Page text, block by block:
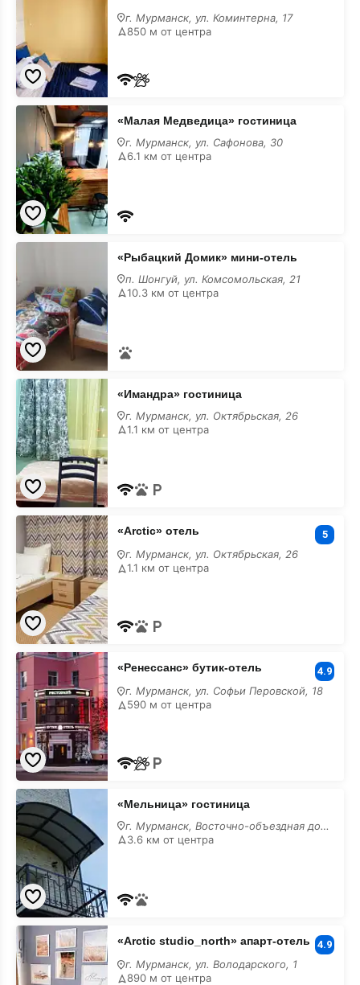
г. Мурманск, ул. Коминтерна, 17
850 м от центра
«Малая
Медведица»
гостиница
«Малая Медведица» гостиница
г. Мурманск, ул. Сафонова, 30
6.1 км от центра
«Рыбацкий
отель
«Рыбацкий Домик» мини-отель
п. Шонгуй, ул. Комсомольская, 21
10.3 км от центра
«Имандра»
гостиница
«Имандра» гостиница
г. Мурманск, ул. Октябрьская, 26
1.1 км от центра
«Arctic»
отель
«Arctic» отель 5
г. Мурманск, ул. Октябрьская, 26
1.1 км от центра
«Ренессанс»
бутик-
отель
«Ренессанс» бутик-отель 4.9
г. Мурманск, ул. Софьи Перовской, 18
590 м от центра
«Мельница»
гостиница
«Мельница» гостиница
г. Мурманск, Восточно-объездная дорога ул., 9
3.6 км от центра
«Arctic
studio_north»
апарт-
отель
«Arctic studio_north» апарт-отель 4.9
г. Мурманск, ул. Володарского, 1
890 м от центра